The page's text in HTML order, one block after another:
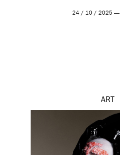
24 / 10 / 2025 —
ART